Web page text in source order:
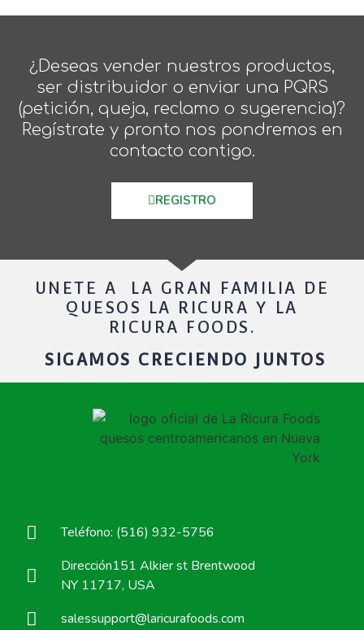
¿Deseas vender nuestros productos,
ser distribuidor o enviar una PQRS
(petición, queja, reclamo o sugerencia)?
Regístrate y pronto nos pondremos en
contacto contigo.
REGISTRO
UNETE A LA GRAN FAMILIA DE
QUESOS LA RICURA Y LA
RICURA FOODS.
SIGAMOS CRECIENDO JUNTOS
Teléfono: (516) 932-5756
Dirección151 Alkier st Brentwood
NY 11717, USA
salessupport@laricurafoods.com